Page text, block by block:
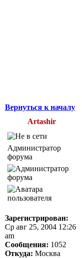
Вернуться к началу
Artashir
Администратор
форума
Зарегистрирован:
Ср авг 25, 2004 12:26
am
Сообщения: 1052
Откуда: Москва